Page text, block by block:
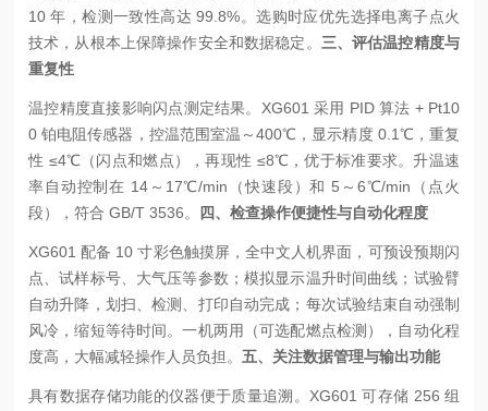
10 年，检测一致性高达 99.8%。选购时应优先选择电离子点火
技术，从根本上保障操作安全和数据稳定。 三、评估温控精度与
重复性
温控精度直接影响闪点测定结果。XG601 采用 PID 算法 + Pt10
0 铂电阻传感器，控温范围室温～400℃，显示精度 0.1℃，重复
性 ≤4℃（闪点和燃点），再现性 ≤8℃，优于标准要求。升温速
率自动控制在 14～17℃/min（快速段）和 5～6℃/min（点火
段），符合 GB/T 3536。 四、检查操作便捷性与自动化程度
XG601 配备 10 寸彩色触摸屏，全中文人机界面，可预设预期闪
点、试样标号、大气压等参数；模拟显示温升时间曲线；试验臂
自动升降，划扫、检测、打印自动完成；每次试验结束自动强制
风冷，缩短等待时间。一机两用（可选配燃点检测），自动化程
度高，大幅减轻操作人员负担。五、关注数据管理与输出功能
具有数据存储功能的仪器便于质量追溯。XG601 可存储 256 组